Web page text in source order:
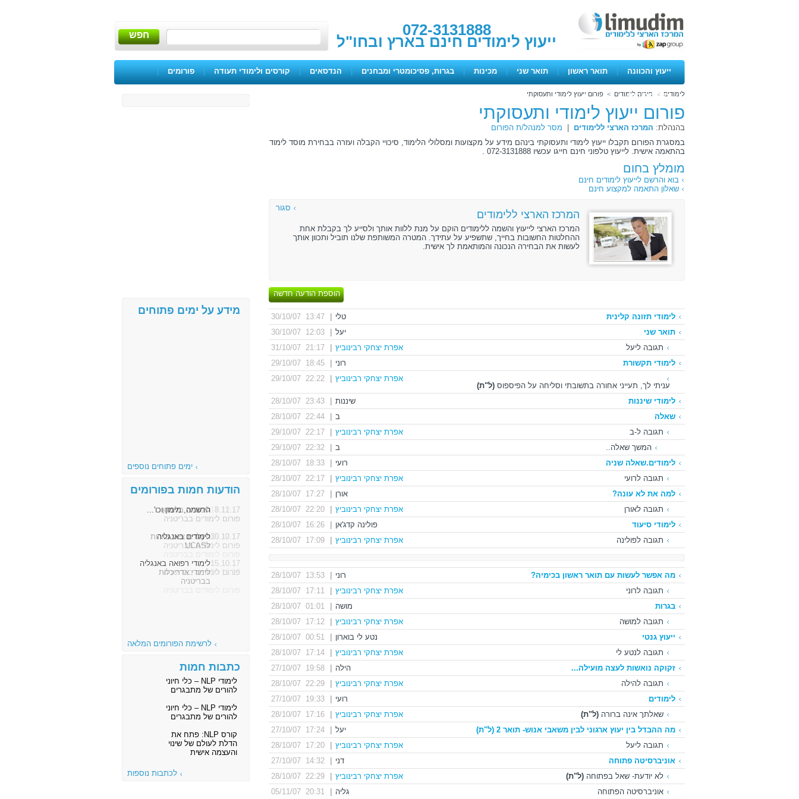
072-3131888
ייעוץ לימודים חינם בארץ ובחו"ל חפש
ייעוץ והכוונה | תואר ראשון | תואר שני | מכינות | בגרות, פסיכומטרי ומבחנים | הנדסאים | קורסים ולימודי תעודה | פורומים |
ימים פתוחיםלימודים > פורום לימודים > פורום ייעוץ לימודי ותעסוקתי
פורום ייעוץ לימודי ותעסוקתי
בהנהלת: המרכז הארצי ללימודים
מסר למנהל/ת הפורום
במסגרת הפורום תקבלו ייעוץ לימודי ותעסוקתי בינהם מידע על מקצועות ומסלולי הלימוד, סיכויי הקבלה ועזרה בבחירת מוסד לימוד
בהתאמה אישית. לייעוץ טלפוני חינם חייגו עכשיו 072-3131888 .
מומלץ בחום
בוא והרשם לייעוץ לימודים חינם
שאלון התאמה למקצוע חינם
המרכז הארצי ללימודים
המרכז הארצי לייעוץ והשמה ללימודים הוקם על מנת ללוות אותך ולסייע לך בקבלת אחת
ההחלטות החשובות בחייך, שתשפיע על עתידך. המטרה המשותפת שלנו תוביל ותכוון אותך
לעשות את הבחירה הנכונה והמותאמת לך אישית.
סגור
הוספת הודעה חדשה
לימודי תזונה קלינית טלי
13:47 30/10/07
תואר שני
יעל
12:03 30/10/07
תגובה ליעל
אפרת יצחקי רבינוביץ
21:17 31/10/07
לימודי תקשורת
רוני 18:45 29/10/07
עניתי לך, תעייני אחורה בתשובתי וסליחה על הפיספוס (ל"ת)
אפרת יצחקי רבינוביץ 22:22 29/10/07
לימודי שיננות שיננות
23:43 28/10/07
שאלה
ב
22:44 28/10/07
תגובה ל-ב
אפרת יצחקי רבינוביץ
22:17 29/10/07
המשך שאלה..
ב
22:32 29/10/07
לימודים.שאלה שניה
רועי
18:33 28/10/07
תגובה לרועי
אפרת יצחקי רבינוביץ
22:17 28/10/07
למה את לא עונה?
אורן
17:27 28/10/07
תגובה לאורן
אפרת יצחקי רבינוביץ
22:20 28/10/07
לימודי סיעוד
פולינה קדג'אן
16:26 28/10/07
תגובה לפולינה
אפרת יצחקי רבינוביץ 17:09 28/10/07
מה אפשר לעשות עם תואר ראשון בכימיה? רוני
13:53 28/10/07
תגובה לרוני
אפרת יצחקי רבינוביץ
17:11 28/10/07
בגרות
מושה
01:01 28/10/07
תגובה למושה
אפרת יצחקי רבינוביץ
17:12 28/10/07
ייעוץ גנטי
נטע לי בוארון
00:51 28/10/07
תגובה לנטע לי
אפרת יצחקי רבינוביץ
17:14 28/10/07
זקוקה נואשות לעצה מועילה...
הילה
19:58 27/10/07
תגובה להילה
אפרת יצחקי רבינוביץ
22:29 28/10/07
לימודים
רועי
19:33 27/10/07
שאלתך אינה ברורה (ל"ת) אפרת יצחקי רבינוביץ
17:16 28/10/07
מה ההבדל בין יעוץ ארגוני לבין משאבי אנוש- תואר 2
(ל"ת) יעל
17:24 27/10/07
תגובה ליעל
אפרת יצחקי רבינוביץ
17:20 28/10/07
אוניברסיטה פתוחה
דני
14:32 27/10/07
לא יודעת- שאל בפתוחה (ל"ת) אפרת יצחקי רבינוביץ
22:29 28/10/07
אוניברסיטה הפתוחה
גליה
20:31 05/11/07
מידע על ימים פתוחים
ימים פתוחים נוספים
הודעות חמות בפורומים
8.11.17 הרשמה, מימון וכו'...
פורום לימודים בבריטניה
30.10.17לימודים באנגליה
פורום לימודים בבריטניה
15.10.17לימודי רפואה באנגליה
פורום לימודים בבריטניה
לרשימת הפורומים המלאה
כתבות חמות
לימודי NLP – כלי חיוני
להורים של מתבגרים
לימודי NLP – כלי חיוני
להורים של מתבגרים
קורס NLP: פתח את
הדלת לעולם של שינוי
והעצמה אישית
לכתבות נוספות